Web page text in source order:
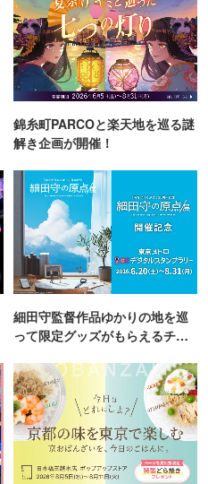
錦糸町PARCOと楽天地を巡る謎
解き企画が開催！
細田守監督作品ゆかりの地を巡
って限定グッズがもらえるチャ